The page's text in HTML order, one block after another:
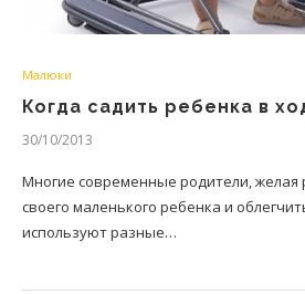
Малюки
Когда садить ребенка в
30/10/2013
Многие современные родители, желая
своего маленького ребенка и
используют разные…